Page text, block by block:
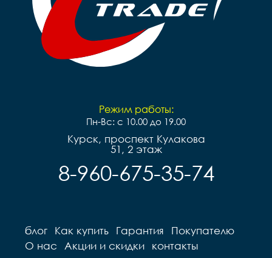
Режим работы:
Пн-Вс: с 10.00 до 19.00
Курск, проспект Кулакова
51, 2 этаж
8-960-675-35-74
блог Как купить Гарантия
Покупателю
О нас
Акции и скидки контакты